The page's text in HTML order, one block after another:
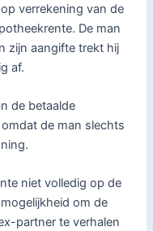
verrekening van de
De man
zijn aangifte trekt hij
af.
de betaalde
de man slechts
niet volledig op de
om de
partner te verhalen